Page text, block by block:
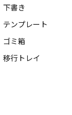
下書き
テンプレート
ゴミ箱
移行トレイ